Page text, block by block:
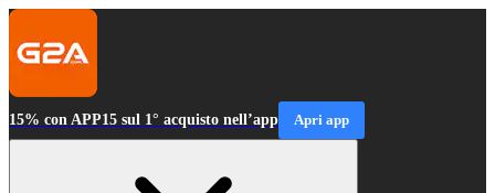
15% con APP15 sul 1° acquisto nell’app Apri app